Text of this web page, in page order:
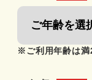
※ご利用年齢は満